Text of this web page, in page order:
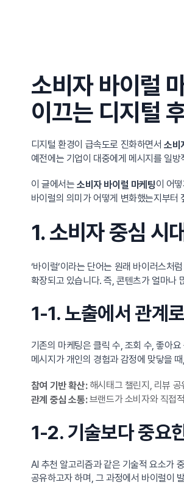
소비자 바이럴
이끄는 디지털
디지털 환경이 급속도로 진화하면서소비
예전에는 기업이 대중에게 메시지를 일
이 글에서는 소비자 바이럴 마케팅이 어
바이럴의 의미가 어떻게 변화했는지부터
1. 소비자 중심 시
‘바이럴’이라는 단어는 원래 바이러스처
확장되고 있습니다. 즉, 콘텐츠가 얼마나
1-1. 노출에서 관계
기존의 마케팅은 클릭 수, 조회 수, 좋아
메시지가 개인의 경험과 감정에 맞닿을
참여 기반 확산:해시태그 챌린지, 리뷰
관계 중심 소통:브랜드가 소비자와 직접
1-2. 기술보다 중요
AI 추천 알고리즘과 같은 기술적 요소가
공유하고자 하며, 그 과정에서 바이럴이